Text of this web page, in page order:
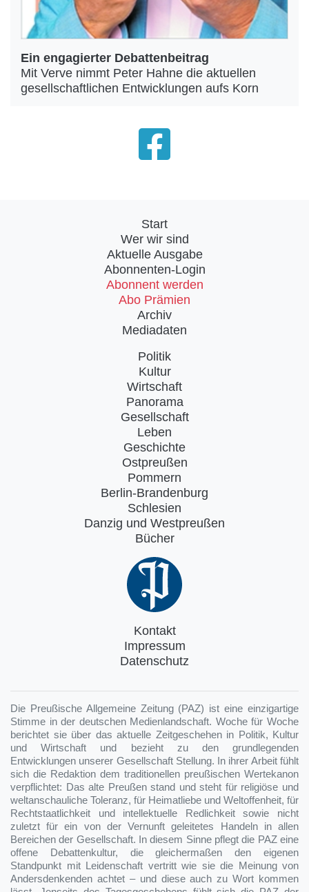
Ein engagierter Debattenbeitrag
Mit Verve nimmt Peter Hahne die aktuellen
gesellschaftlichen Entwicklungen aufs Korn
Start
Wer wir sind
Aktuelle Ausgabe
Abonnenten-Login
Abonnent werden
Abo Prämien
Archiv
Mediadaten
Politik
Kultur
Wirtschaft
Panorama
Gesellschaft
Leben
Geschichte
Ostpreußen
Pommern
Berlin-Brandenburg
Schlesien
Danzig und Westpreußen
Bücher
Kontakt
Impressum
Datenschutz
Die Preußische Allgemeine Zeitung (PAZ) ist eine einzigartige
Stimme in der deutschen Medienlandschaft. Woche für Woche
berichtet sie über das aktuelle Zeitgeschehen in Politik, Kultur
und Wirtschaft und bezieht zu den grundlegenden
Entwicklungen unserer Gesellschaft Stellung. In ihrer Arbeit fühlt
sich die Redaktion dem traditionellen preußischen Wertekanon
verpflichtet: Das alte Preußen stand und steht für religiöse und
weltanschauliche Toleranz, für Heimatliebe und Weltoffenheit, für
Rechtstaatlichkeit und intellektuelle Redlichkeit sowie nicht
zuletzt für ein von der Vernunft geleitetes Handeln in allen
Bereichen der Gesellschaft. In diesem Sinne pflegt die PAZ eine
offene Debattenkultur, die gleichermaßen den eigenen
Standpunkt mit Leidenschaft vertritt wie sie die Meinung von
Andersdenkenden achtet – und diese auch zu Wort kommen